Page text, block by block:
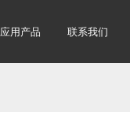
应用产品 联系我们